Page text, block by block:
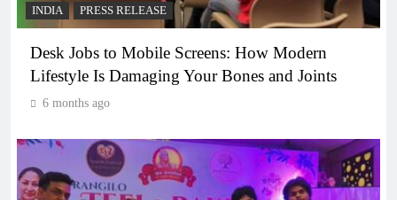
INDIA PRESS RELEASE
Desk Jobs to Mobile Screens: How Modern
Lifestyle Is Damaging Your Bones and Joints
6 months ago